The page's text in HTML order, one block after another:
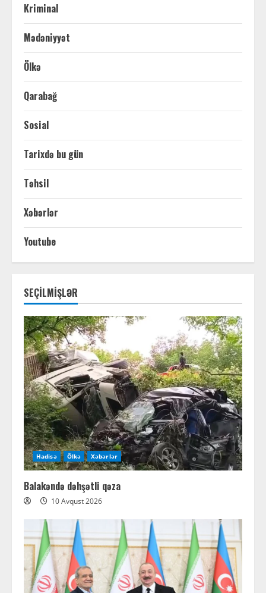
Kriminal
Mədəniyyət
Ölkə
Qarabağ
Sosial
Tarixdə bu gün
Təhsil
Xəbərlər
Youtube
SEÇİLMİŞLƏR
Hadisə Ölkə Xəbərlər
Balakəndə dəhşətli qəza
10 Avqust 2026